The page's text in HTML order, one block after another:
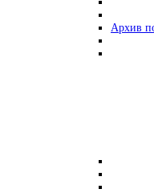
Архив